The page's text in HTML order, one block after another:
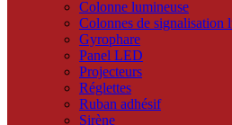
Colonne lumineuse
Colonnes de signalisation
Gyrophare
Panel LED
Projecteurs
Réglettes
Ruban adhésif
Sirène